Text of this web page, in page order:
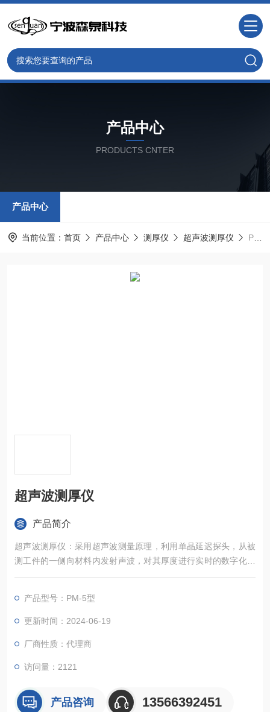
产品中心
PRODUCTS CNTER
产品中心
当前位置： 首页 产品中心 测厚仪 超声波测厚仪 PM-5型超声波测厚仪
超声波测厚仪
产品简介
超声波测厚仪：采用超声波测量原理，利用单晶延迟探头，从被
测工件的一侧向材料内发射声波，对其厚度进行实时的数字化测
量，而无需切开被测工件，是一种超小型测量仪器。
产品型号：PM-5型
更新时间：2024-06-19
厂商性质：代理商
访问量：2121
产品咨询 13566392451